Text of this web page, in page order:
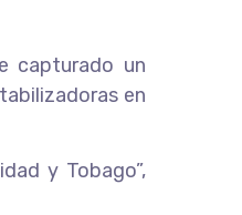
capturado un
en
y Tobago”,